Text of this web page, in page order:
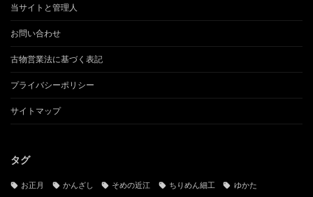
当サイトと管理人
お問い合わせ
古物営業法に基づく表記
プライバシーポリシー
サイトマップ
タグ
お正月 かんざし そめの近江 ちりめん細工 ゆかた